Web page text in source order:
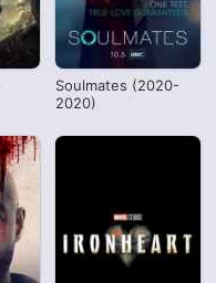
Soulmates (2020-
2020)